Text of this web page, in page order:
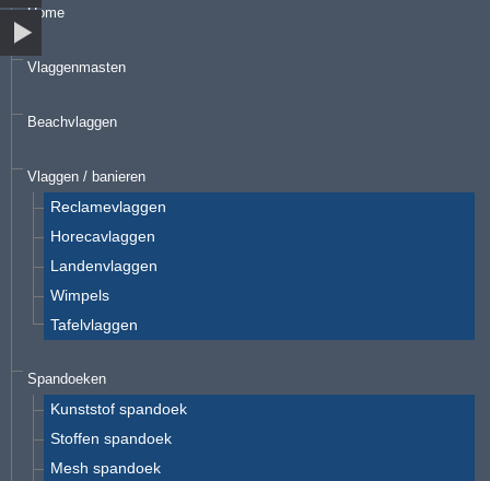
Home
Vlaggenmasten
Beachvlaggen
Vlaggen / banieren
Reclamevlaggen
Horecavlaggen
Landenvlaggen
Wimpels
Tafelvlaggen
Spandoeken
Kunststof spandoek
Stoffen spandoek
Mesh spandoek